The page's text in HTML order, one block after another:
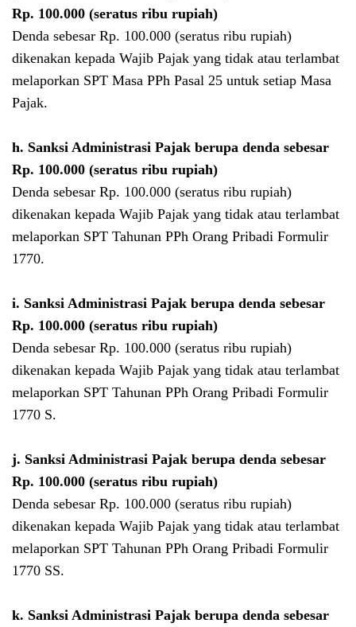
Rp. 100.000 (seratus ribu rupiah)
Denda sebesar Rp. 100.000 (seratus ribu rupiah)
dikenakan kepada Wajib Pajak yang tidak atau terlambat
melaporkan SPT Masa PPh Pasal 25 untuk setiap Masa
Pajak.
h. Sanksi Administrasi Pajak berupa denda sebesar
Rp. 100.000 (seratus ribu rupiah)
Denda sebesar Rp. 100.000 (seratus ribu rupiah)
dikenakan kepada Wajib Pajak yang tidak atau terlambat
melaporkan SPT Tahunan PPh Orang Pribadi Formulir
1770.
i. Sanksi Administrasi Pajak berupa denda sebesar
Rp. 100.000 (seratus ribu rupiah)
Denda sebesar Rp. 100.000 (seratus ribu rupiah)
dikenakan kepada Wajib Pajak yang tidak atau terlambat
melaporkan SPT Tahunan PPh Orang Pribadi Formulir
1770 S.
j. Sanksi Administrasi Pajak berupa denda sebesar
Rp. 100.000 (seratus ribu rupiah)
Denda sebesar Rp. 100.000 (seratus ribu rupiah)
dikenakan kepada Wajib Pajak yang tidak atau terlambat
melaporkan SPT Tahunan PPh Orang Pribadi Formulir
1770 SS.
k. Sanksi Administrasi Pajak berupa denda sebesar